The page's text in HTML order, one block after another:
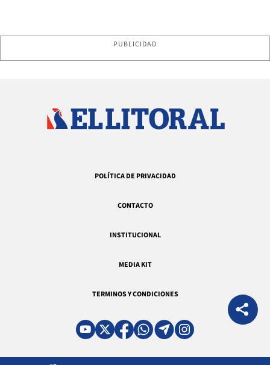
PUBLICIDAD
POLÍTICA DE PRIVACIDAD
CONTACTO
INSTITUCIONAL
MEDIA KIT
TERMINOS Y CONDICIONES